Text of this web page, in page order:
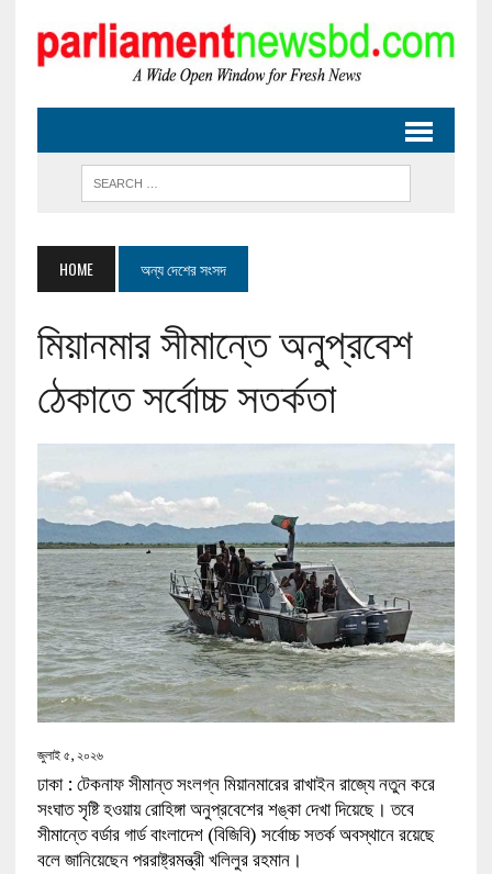
HOME অন্য দেশের সংসদ
মিয়ানমার সীমান্তে অনুপ্রবেশ
ঠেকাতে সর্বোচ্চ সতর্কতা
জুলাই ৫, ২০২৬
ঢাকা : টেকনাফ সীমান্ত সংলগ্ন মিয়ানমারের রাখাইন রাজ্যে নতুন করে
সংঘাত সৃষ্টি হওয়ায় রোহিঙ্গা অনুপ্রবেশের শঙ্কা দেখা দিয়েছে। তবে
সীমান্তে বর্ডার গার্ড বাংলাদেশ (বিজিবি) সর্বোচ্চ সতর্ক অবস্থানে রয়েছে
বলে জানিয়েছেন পররাষ্ট্রমন্ত্রী খলিলুর রহমান।